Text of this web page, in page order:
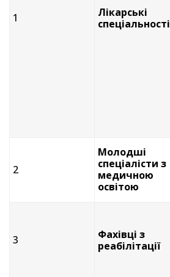
1
Лікарські
спеціальності
2
Молодші
спеціалісти з
медичною
освітою
3
Фахівці з
реабілітації